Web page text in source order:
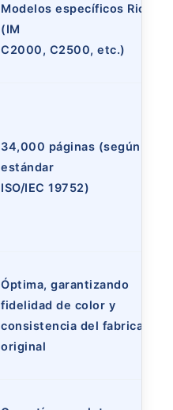
Modelos específicos Ricoh
(IM
C2000, C2500, etc.)
34,000 páginas (según
estándar
ISO/IEC 19752)
Óptima, garantizando
fidelidad de color y
consistencia del fabricante
original